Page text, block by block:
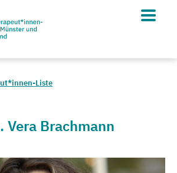
Liste
Vera Brachmann